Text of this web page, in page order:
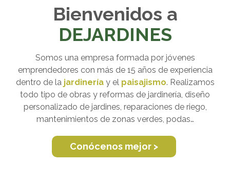
Bienvenidos a
DEJARDINES
Somos una empresa formada por jóvenes
emprendedores con más de 15 años de experiencia
dentro de la jardineríay el paisajismo. Realizamos
todo tipo de obras y reformas de jardinería, diseño
personalizado de jardines, reparaciones de riego,
mantenimientos de zonas verdes, podas…
Conócenos mejor >